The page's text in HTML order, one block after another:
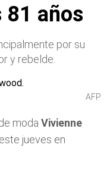
81 años
por su
y rebelde.
AFP
moda Vivienne
jueves en